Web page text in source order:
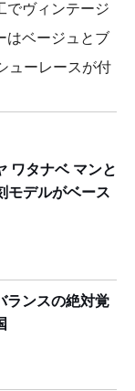
でヴィンテージ
はベージュとブ
ューレースが付
ワタナベ マンと
デルがベース
ランスの絶対覚